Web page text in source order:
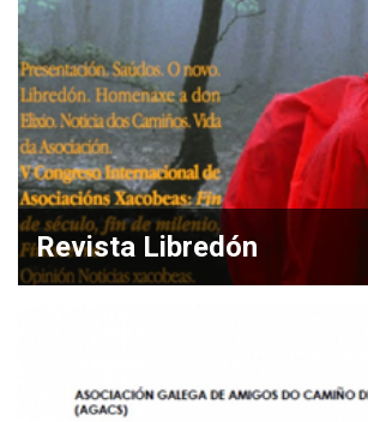
Revista Libredón